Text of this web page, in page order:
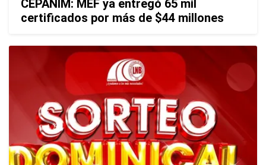
CEPANIM: MEF ya entregó 65 mil
certificados por más de $44 millones